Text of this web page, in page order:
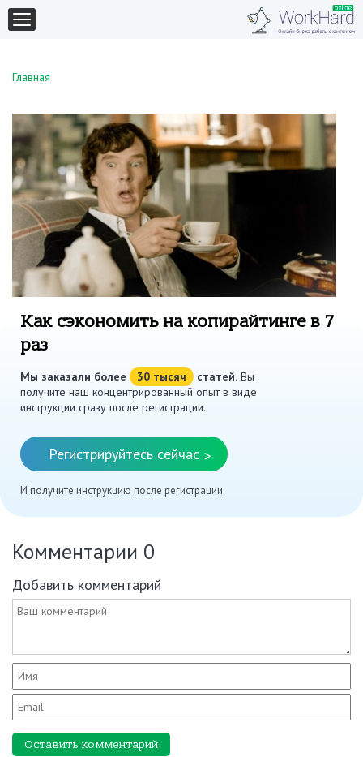
Главная
Как сэкономить на копирайтинге в 7
раз
Мы заказали более 30 тысяч статей. Вы
получите наш концентрированный опыт в виде
инструкции сразу после регистрации.
Регистрируйтесь сейчас >
И получите инструкцию после регистрации
Комментарии 0
Добавить комментарий
Оставить комментарий